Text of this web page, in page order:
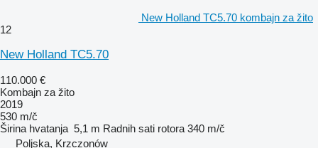
New Holland TC5.70 kombajn za žito
12
New Holland TC5.70
110.000 €
Kombajn za žito
2019
530 m/č
Širina hvatanja 5,1 m Radnih sati rotora 340 m/č
Poljska, Krzczonów